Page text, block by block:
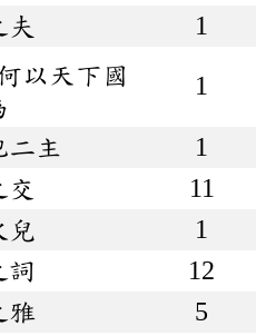
夫 1
以天下國
1
二主
1
交
11
兒
1
詞
12
雅
5